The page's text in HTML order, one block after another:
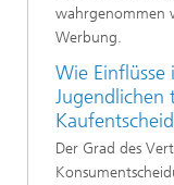
wahrgenommen
Werbung.
Wie Einflüsse
Jugendlichen
Der Grad des